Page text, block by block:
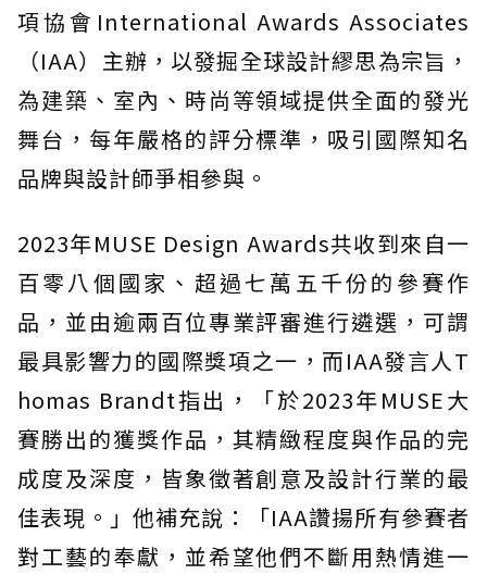
項協會International Awards Associates
（IAA）主辦，以發掘全球設計繆思為宗旨，
為建築、室內、時尚等領域提供全面的發光
舞台，每年嚴格的評分標準，吸引國際知名
品牌與設計師爭相參與。
2023年MUSE Design Awards共收到來自一
百零八個國家、超過七萬五千份的參賽作
品，並由逾兩百位專業評審進行遴選，可謂
最具影響力的國際獎項之一，而IAA發言人T
homas Brandt指出，「於2023年MUSE大
賽勝出的獲獎作品，其精緻程度與作品的完
成度及深度，皆象徵著創意及設計行業的最
佳表現。」他補充說：「IAA讚揚所有參賽者
對工藝的奉獻，並希望他們不斷用熱情進一